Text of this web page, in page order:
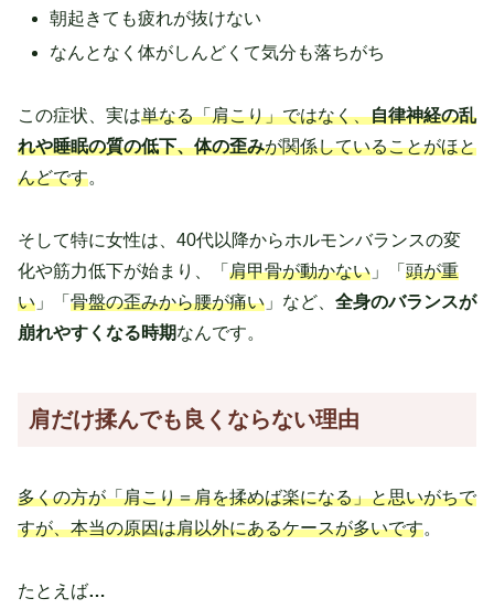
朝起きても疲れが抜けない
なんとなく体がしんどくて気分も落ちがち
この症状、実は単なる「肩こり」ではなく、自律神経の乱
れや睡眠の質の低下、体の歪みが関係していることがほと
んどです。
そして特に女性は、40代以降からホルモンバランスの変
化や筋力低下が始まり、「 肩甲骨が動かない 」「 頭が重
い 」「 骨盤の歪みから腰が痛い 」など、 全身のバランスが
崩れやすくなる時期なんです。
肩だけ揉んでも良くならない理由
多くの方が「肩こり＝肩を揉めば楽になる」と思いがちで
すが、本当の原因は肩以外にあるケースが多いです。
たとえば…